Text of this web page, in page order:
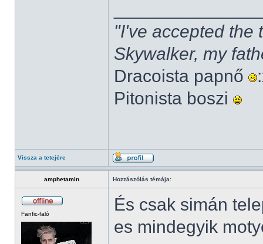
"I've accepted the
Skywalker, my
Dracoista papnő
Pitonista boszi
Vissza a tetejére
amphetamin Hozzászólás témája:
Fanfic-faló
És csak simán
es mindegyik